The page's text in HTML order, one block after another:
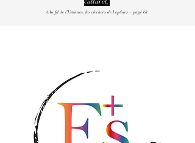
(Au fil de l’Estinnes, les clochers de Leptines – page 6)